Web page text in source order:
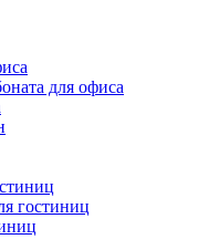
для офиса
гостиниц